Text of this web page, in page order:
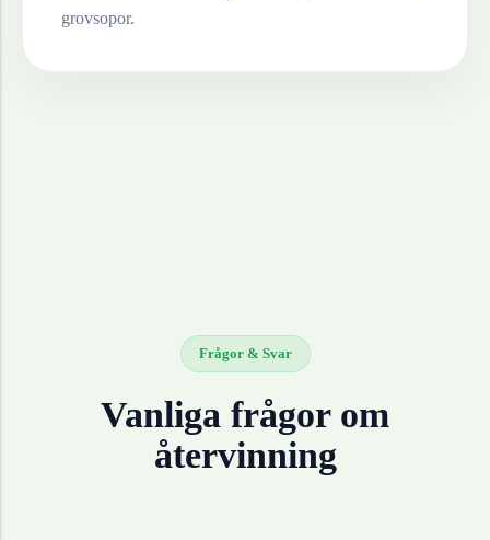
grovsopor.
Frågor & Svar
Vanliga frågor om
återvinning